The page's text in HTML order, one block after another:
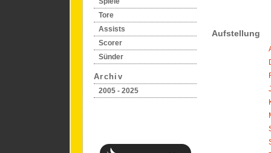
Tore
Assists
Scorer
Sünder
Archiv
2005 - 2025
Aufstellung